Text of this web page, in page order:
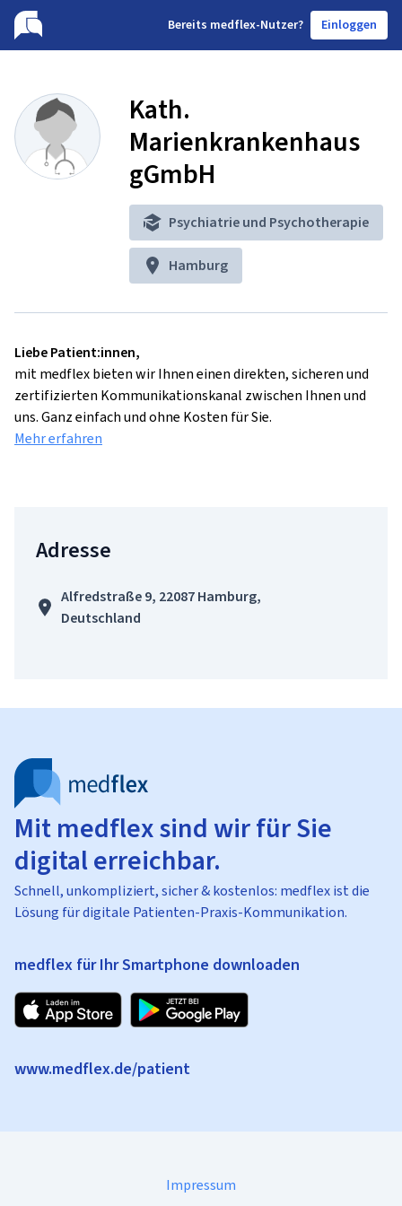
Bereits medflex-Nutzer? Einloggen
Kath.
Marienkrankenhaus
gGmbH
Psychiatrie und Psychotherapie
Hamburg
Liebe Patient:innen,
mit medflex bieten wir Ihnen einen direkten, sicheren und
zertifizierten Kommunikationskanal zwischen Ihnen und
uns. Ganz einfach und ohne Kosten für Sie.
Mehr erfahren
Adresse
Alfredstraße 9, 22087 Hamburg,
Deutschland
Mit medflex sind wir für Sie
digital erreichbar.
Schnell, unkompliziert, sicher & kostenlos: medflex ist die
Lösung für digitale Patienten-Praxis-Kommunikation.
medflex für Ihr Smartphone downloaden
www.medflex.de/patient
Impressum